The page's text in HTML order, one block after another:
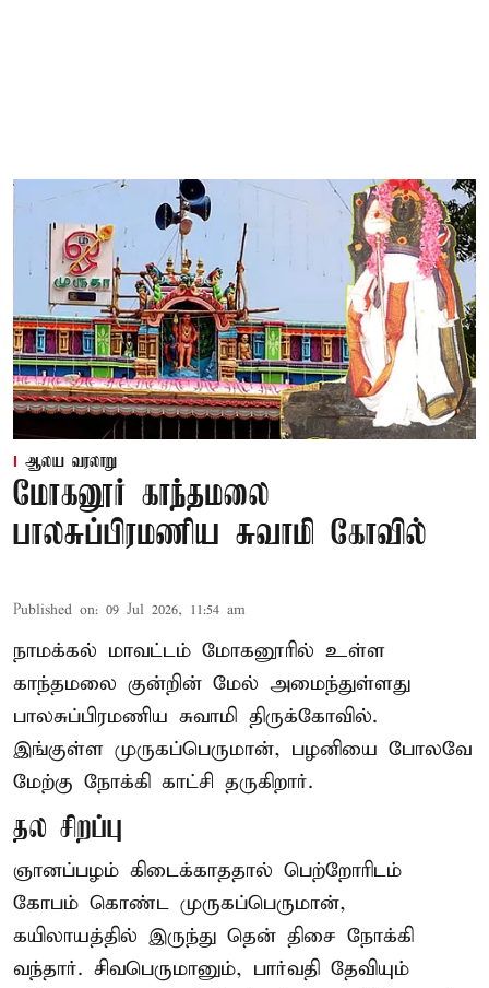
ஆலய வரலாறு
மோகனூர் காந்தமலை
பாலசுப்பிரமணிய சுவாமி கோவில்
Published on: 09 Jul 2026, 11:54 am
நாமக்கல் மாவட்டம் மோகனூரில் உள்ள
காந்தமலை குன்றின் மேல் அமைந்துள்ளது
பாலசுப்பிரமணிய சுவாமி திருக்கோவில்.
இங்குள்ள முருகப்பெருமான், பழனியை போலவே
மேற்கு நோக்கி காட்சி தருகிறார்.
தல சிறப்பு
ஞானப்பழம் கிடைக்காததால் பெற்றோரிடம்
கோபம் கொண்ட முருகப்பெருமான்,
கயிலாயத்தில் இருந்து தென் திசை நோக்கி
வந்தார். சிவபெருமானும், பார்வதி தேவியும்